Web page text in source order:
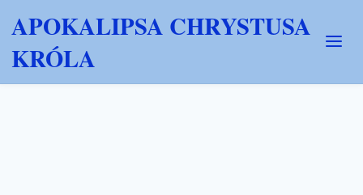
APOKALIPSA CHRYSTUSA
KRÓLA